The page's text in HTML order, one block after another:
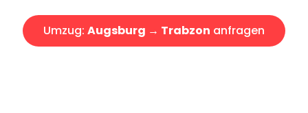
Umzug: Augsburg → Trabzon anfragen